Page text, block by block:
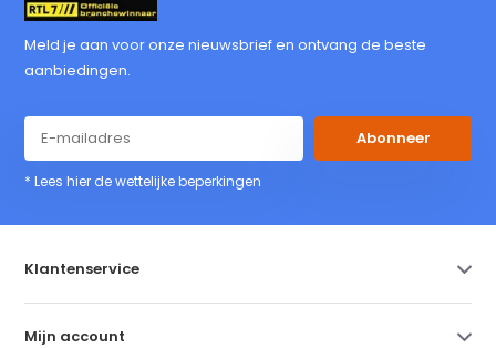
Meld je aan voor onze nieuwsbrief en ontvang de beste
aanbiedingen.
Abonneer
* Lees hier de wettelijke beperkingen
Klantenservice
Mijn account